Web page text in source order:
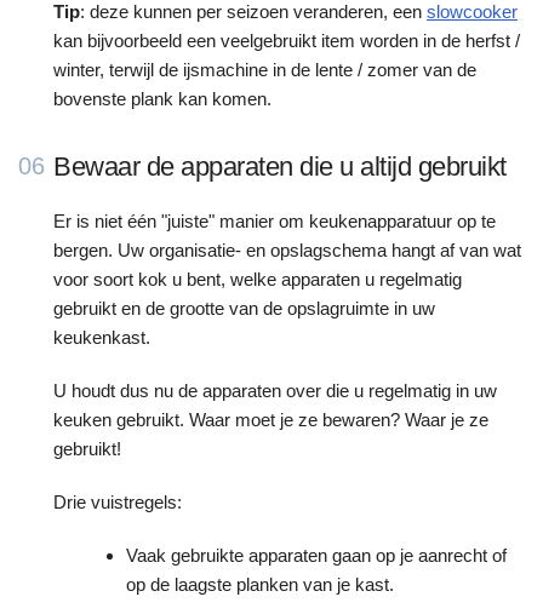
Tip: deze kunnen per seizoen veranderen, een slowcooker
kan bijvoorbeeld een veelgebruikt item worden in de herfst /
winter, terwijl de ijsmachine in de lente / zomer van de
bovenste plank kan komen.
06 Bewaar de apparaten die u altijd gebruikt
Er is niet één "juiste" manier om keukenapparatuur op te
bergen. Uw organisatie- en opslagschema hangt af van wat
voor soort kok u bent, welke apparaten u regelmatig
gebruikt en de grootte van de opslagruimte in uw
keukenkast.
U houdt dus nu de apparaten over die u regelmatig in uw
keuken gebruikt. Waar moet je ze bewaren? Waar je ze
gebruikt!
Drie vuistregels:
Vaak gebruikte apparaten gaan op je aanrecht of
op de laagste planken van je kast.